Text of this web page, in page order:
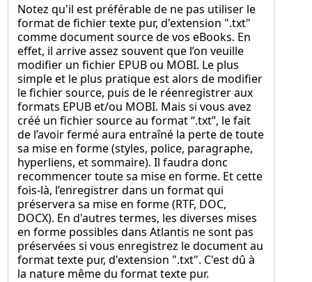
Notez qu'il est préférable de ne pas utiliser le
format de fichier texte pur, d'extension ".txt"
comme document source de vos eBooks. En
effet, il arrive assez souvent que l’on veuille
modifier un fichier EPUB ou MOBI. Le plus
simple et le plus pratique est alors de modifier
le fichier source, puis de le réenregistrer aux
formats EPUB et/ou MOBI. Mais si vous avez
créé un fichier source au format “.txt”, le fait
de l’avoir fermé aura entraîné la perte de toute
sa mise en forme (styles, police, paragraphe,
hyperliens, et sommaire). Il faudra donc
recommencer toute sa mise en forme. Et cette
fois-là, l’enregistrer dans un format qui
préservera sa mise en forme (RTF, DOC,
DOCX). En d'autres termes, les diverses mises
en forme possibles dans Atlantis ne sont pas
préservées si vous enregistrez le document au
format texte pur, d'extension ".txt". C'est dû à
la nature même du format texte pur.